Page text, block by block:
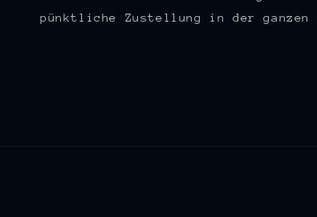
pünktliche Zustellung in der ganzen